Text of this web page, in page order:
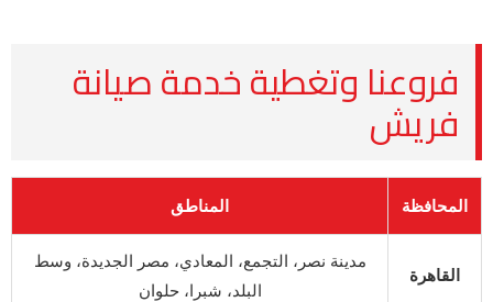
فروعنا وتغطية خدمة صيانة
فريش
المحافظة المناطق
القاهرة
مدينة نصر، التجمع، المعادي، مصر الجديدة، وسط
البلد، شبرا، حلوان